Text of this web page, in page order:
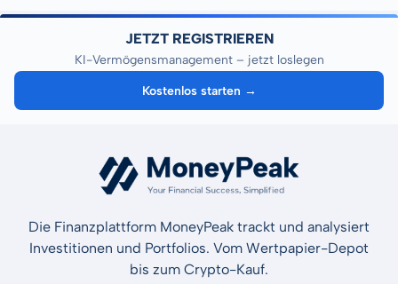
JETZT REGISTRIEREN
KI-Vermögensmanagement – jetzt loslegen
Kostenlos starten →
Die Finanzplattform MoneyPeak trackt und analysiert
Investitionen und Portfolios. Vom Wertpapier-Depot
bis zum Crypto-Kauf.